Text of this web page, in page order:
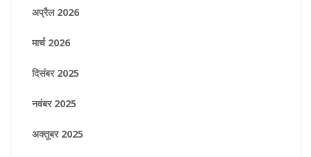
अप्रैल 2026
मार्च 2026
दिसंबर 2025
नवंबर 2025
अक्तूबर 2025